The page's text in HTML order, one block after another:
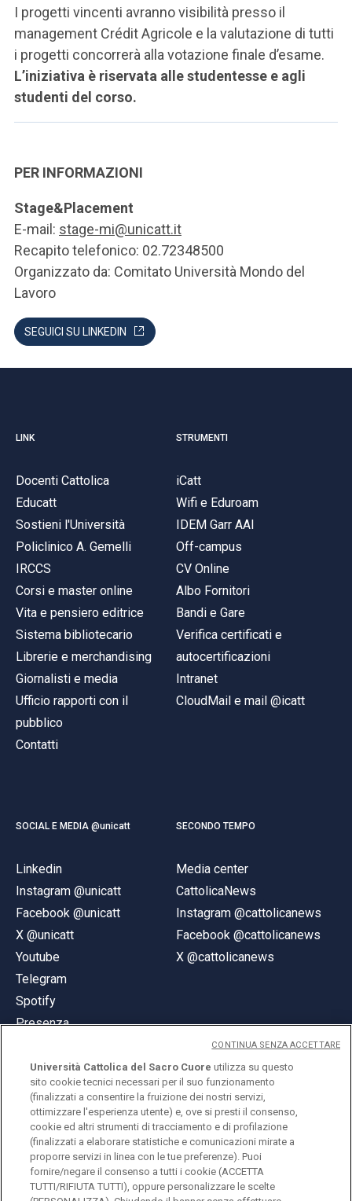
I progetti vincenti avranno visibilità presso il
management Crédit Agricole e la valutazione di tutti
i progetti concorrerà alla votazione finale d’esame.
L’iniziativa è riservata alle studentesse e agli
studenti del corso.
PER INFORMAZIONI
Stage&Placement
E-mail: stage-mi@unicatt.it
Recapito telefonico: 02.72348500
Organizzato da: Comitato Università Mondo del
Lavoro
SEGUICI SU LINKEDIN
LINK
Docenti Cattolica
Educatt
Sostieni l'Università
Policlinico A. Gemelli
IRCCS
Corsi e master online
Vita e pensiero editrice
Sistema bibliotecario
Librerie e merchandising
Giornalisti e media
Ufficio rapporti con il
pubblico
Contatti
STRUMENTI
iCatt
Wifi e Eduroam
IDEM Garr AAI
Off-campus
CV Online
Albo Fornitori
Bandi e Gare
Verifica certificati e
autocertificazioni
Intranet
CloudMail e mail @icatt
SOCIAL E MEDIA @unicatt
Linkedin
Instagram @unicatt
Facebook @unicatt
X @unicatt
Youtube
Telegram
Spotify
Presenza
SECONDO TEMPO
Media center
CattolicaNews
Instagram @cattolicanews
Facebook @cattolicanews
X @cattolicanews
© Università Cattolica del Sacro Cuore
Largo A. Gemelli 1, 20123 Milano
PI 02133120150
Università Cattolica del Sacro Cuore utilizza su questo
sito cookie tecnici necessari per il suo funzionamento
(finalizzati a consentire la fruizione dei nostri servizi,
ottimizzare l'esperienza utente) e, ove si presti il consenso,
cookie ed altri strumenti di tracciamento e di profilazione
(finalizzati a elaborare statistiche e comunicazioni mirate a
proporre servizi in linea con le tue preferenze). Puoi
fornire/negare il consenso a tutti i cookie (ACCETTA
TUTTI/RIFIUTA TUTTI), oppure personalizzare le scelte
CONTINUA SENZA ACCETTARE